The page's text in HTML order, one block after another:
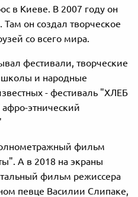
в Киеве. В 2007 году он
он создал творческое
со всего мира.
фестивали, творческие
школы и народные
- фестиваль "ХЛЕБ
этнический
фильм
А в 2018 на экраны
фильм режиссера
певце Василии Слипаке,